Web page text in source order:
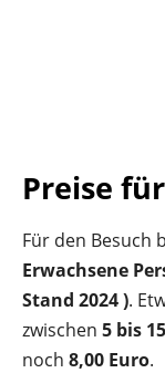
Preise
Für den Besuch
Erwachsene
Stand 2024 ).
zwischen 5 bis
noch 8,00 Euro.